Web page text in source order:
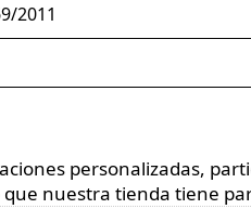
2011
personalizadas,
que nuestra tienda tiene